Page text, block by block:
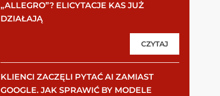
„ALLEGRO”? ELICYTACJE KAS JUŻ
DZIAŁAJĄ
CZYTAJ
KLIENCI ZACZĘLI PYTAĆ AI ZAMIAST
GOOGLE. JAK SPRAWIĆ BY MODELE